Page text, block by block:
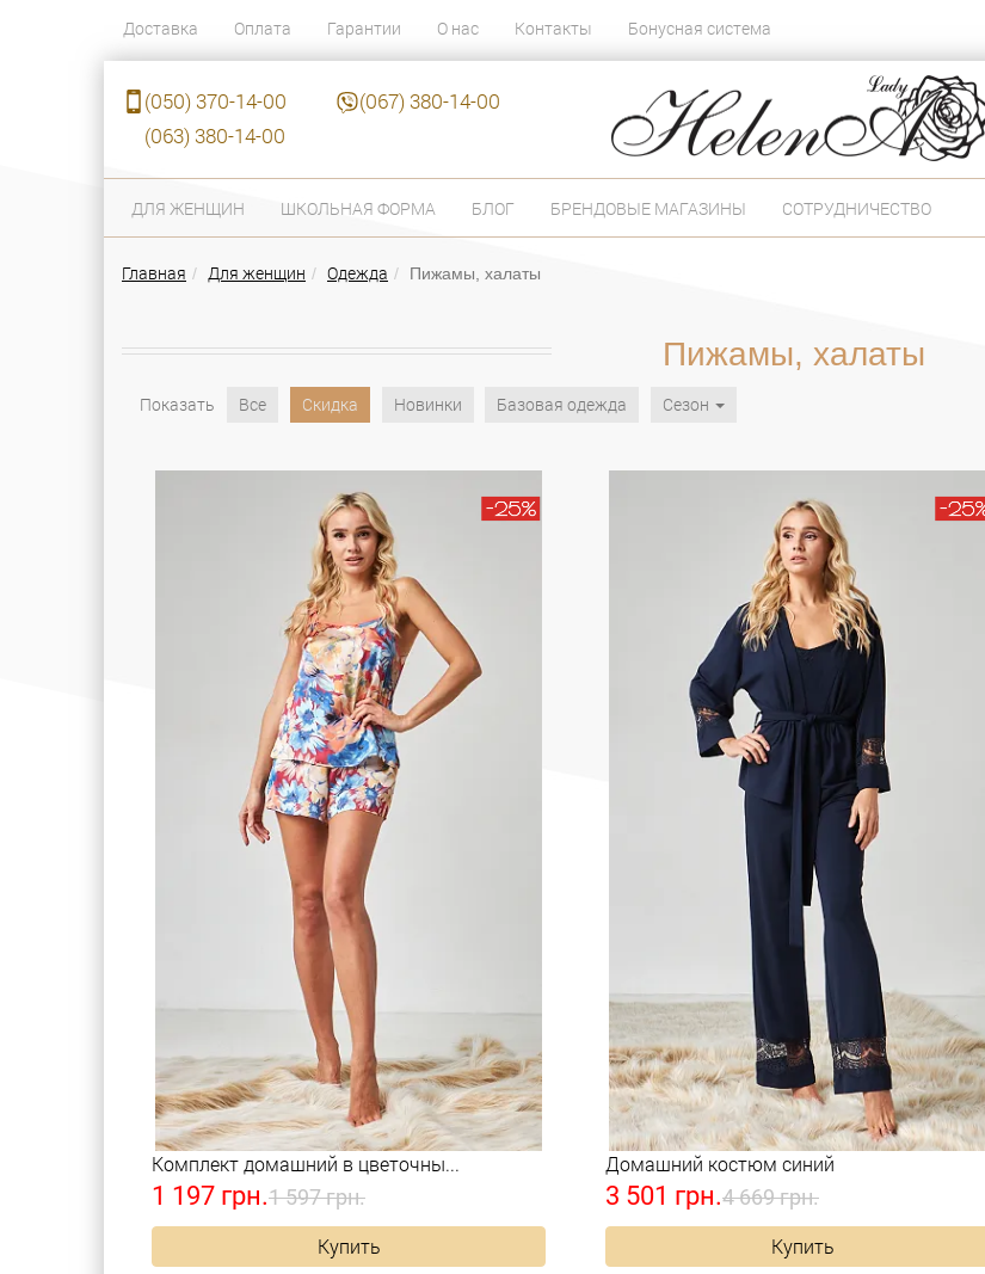
Доставка Оплата Гарантии О нас Контакты Бонусная система
(050) 370-14-00
(067) 380-14-00
(063) 380-14-00
ДЛЯ ЖЕНЩИН ШКОЛЬНАЯ ФОРМА БЛОГ БРЕНДОВЫЕ МАГАЗИНЫ СОТРУДНИЧЕСТВО
Главная Для женщин Одежда Пижамы, халаты
Пижамы, халаты
Показать Все Скидка Новинки Базовая одежда Сезон
Комплект домашний в цветочны...
1 197 грн.1 597 грн.
Купить
Домашний костюм синий
3 501 грн.4 669 грн.
Купить